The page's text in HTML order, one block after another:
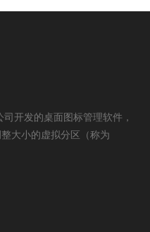
开发的桌面图标管理软件，
大小的虚拟分区（称为